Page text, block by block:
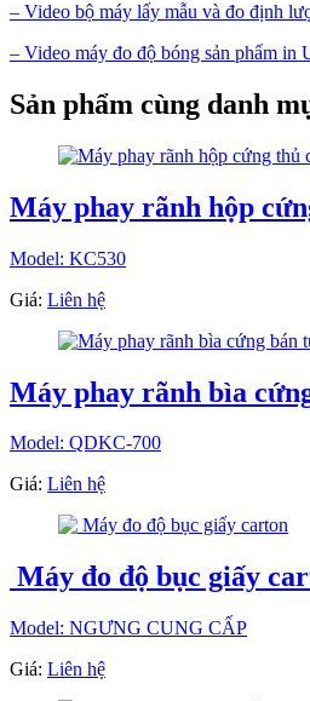
– Video bộ máy lấy mẫu và đo định
– Video máy đo độ bóng sản phẩm in
Sản phẩm cùng danh
Máy phay rãnh hộp
Model: KC530
Giá: Liên hệ
Máy phay rãnh bìa
Model: QDKC-700
Giá: Liên hệ
Máy đo độ bục giấy
Model: NGƯNG CUNG CẤP
Giá: Liên hệ